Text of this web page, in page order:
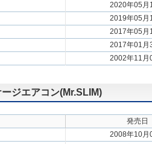
2020年05月
2019年05月
2017年05月
2017年01月
2002年11月
ジエアコン(Mr.SLIM)
発売日
2008年10月